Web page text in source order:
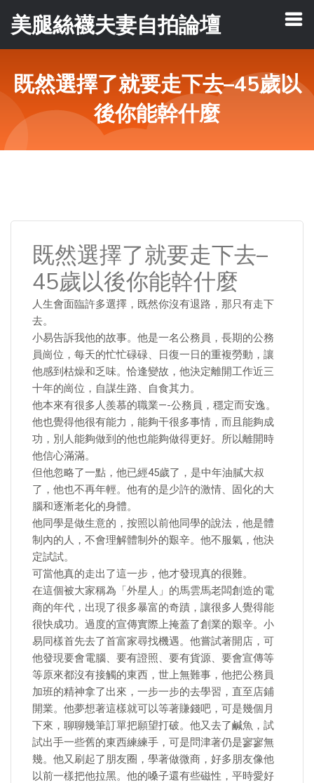
美腿絲襪夫妻自拍論壇
既然選擇了就要走下去–45歲以
後你能幹什麼
既然選擇了就要走下去–
45歲以後你能幹什麼
人生會面臨許多選擇，既然你沒有退路，那只有走下
去。
小易告訴我他的故事。他是一名公務員，長期的公務
員崗位，每天的忙忙碌碌、日復一日的重複勞動，讓
他感到枯燥和乏味。恰逢變故，他決定離開工作近三
十年的崗位，自謀生路、自食其力。
他本來有很多人羨慕的職業—-公務員，穩定而安逸。
他也覺得他很有能力，能夠干很多事情，而且能夠成
功，別人能夠做到的他也能夠做得更好。所以離開時
他信心滿滿。
但他忽略了一點，他已經45歲了，是中年油膩大叔
了，他也不再年輕。他有的是少許的激情、固化的大
腦和逐漸老化的身體。
他同學是做生意的，按照以前他同學的說法，他是體
制內的人，不會理解體制外的艱辛。他不服氣，他決
定試試。
可當他真的走出了這一步，他才發現真的很難。
在這個被大家稱為「外星人」的馬雲馬老闆創造的電
商的年代，出現了很多暴富的奇蹟，讓很多人覺得能
很快成功。過度的宣傳實際上掩蓋了創業的艱辛。小
易同樣首先去了首富家尋找機遇。他嘗試著開店，可
他發現要會電腦、要有證照、要有貨源、要會宣傳等
等原來都沒有接觸的東西，世上無難事，他把公務員
加班的精神拿了出來，一步一步的去學習，直至店鋪
開業。他夢想著這樣就可以等著賺錢吧，可是幾個月
下來，聊聊幾筆訂單把願望打破。他又去了鹹魚，試
試出手一些舊的東西練練手，可是問津著仍是寥寥無
幾。他又刷起了朋友圈，學著做微商，好多朋友像他
以前一樣把他拉黑。他的嗓子還有些磁性，平時愛好